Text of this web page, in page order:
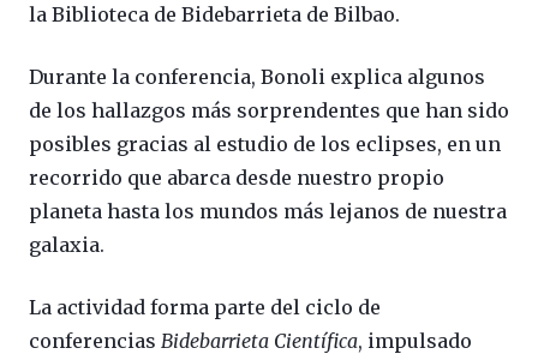
la Biblioteca de Bidebarrieta de Bilbao.
Durante la conferencia, Bonoli explica algunos
de los hallazgos más sorprendentes que han sido
posibles gracias al estudio de los eclipses, en un
recorrido que abarca desde nuestro propio
planeta hasta los mundos más lejanos de nuestra
galaxia.
La actividad forma parte del ciclo de
conferencias Bidebarrieta Científica, impulsado